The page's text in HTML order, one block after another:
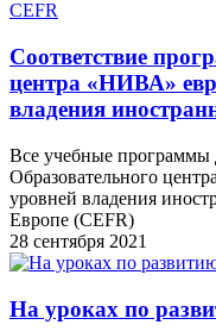
Соответствие
центра «НИВА»
владения
Все учебные программы
Образовательного
уровней владения
Европе (CEFR)
28 сентября 2021
На уроках по